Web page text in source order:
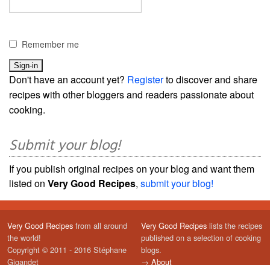
Remember me
Don't have an account yet? Registerto discover and share
recipes with other bloggers and readers passionate about
cooking.
Submit your blog!
If you publish original recipes on your blog and want them
listed on Very Good Recipes, submit your blog!
Very Good Recipes from all around
the world!
Copyright © 2011 - 2016 Stéphane
Gigandet
Very Good Recipes lists the recipes
published on a selection of cooking
blogs.
→ About